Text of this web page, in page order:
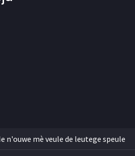
n'ouwe mè veule de leutege speule